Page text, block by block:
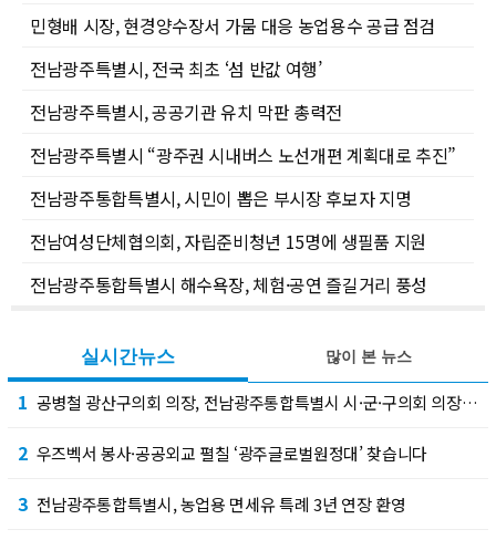
민형배 시장, 현경양수장서 가뭄 대응 농업용수 공급 점검
전남광주특별시, 전국 최초 ‘섬 반값 여행’
전남광주특별시, 공공기관 유치 막판 총력전
전남광주특별시 “광주권 시내버스 노선개편 계획대로 추진”
전남광주통합특별시, 시민이 뽑은 부시장 후보자 지명
전남여성단체협의회, 자립준비청년 15명에 생필품 지원
전남광주통합특별시 해수욕장, 체험·공연 즐길거리 풍성
실시간뉴스
1 공병철 광산구의회 의장, 전남광주통합특별시 시·군·구의회 의장협의회 부회장 선출
2 우즈벡서 봉사·공공외교 펼칠 ‘광주글로벌원정대’ 찾습니다
3 전남광주통합특별시, 농업용 면세유 특례 3년 연장 환영
많이 본 뉴스